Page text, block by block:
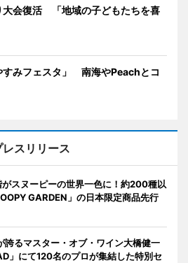
大会復活 「地域の子どもたちを喜
すみフェスタ」 南海やPeachとコ
レスリリース
がスヌーピーの世界一色に！約200種以
GARDEN」の日本限定商品先行
誇るマスター・オブ・ワイン大橋健一
」にて120名のプロが集結した特別セ